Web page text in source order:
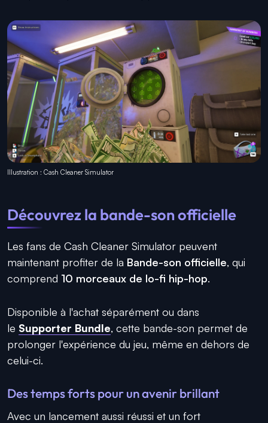
Illustration : Cash Cleaner Simulator
Découvrez la bande-son officielle
Les fans de Cash Cleaner Simulator peuvent
maintenant profiter de la Bande-son officielle, qui
comprend 10 morceaux de lo-fi hip-hop.
Disponible à l'achat séparément ou dans
le Supporter Bundle, cette bande-son permet de
prolonger l'expérience du jeu, même en dehors de
celui-ci.
Des temps forts pour un avenir brillant
Avec un lancement aussi réussi et un fort